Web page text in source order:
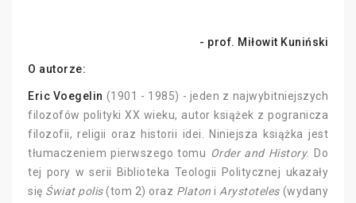
- prof. Miłowit Kuniński
O autorze:
Eric Voegelin (1901 - 1985) - jeden z najwybitniejszych
filozofów polityki XX wieku, autor książek z pogranicza
filozofii, religii oraz historii idei. Niniejsza książka jest
tłumaczeniem pierwszego tomu Order and History. Do
tej pory w serii Biblioteka Teologii Politycznej ukazały
się Świat polis(tom 2) oraz Platon i Arystoteles(wydany